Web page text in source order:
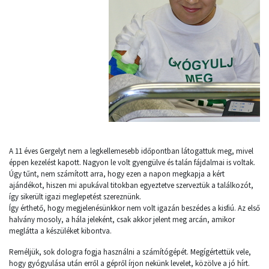
A 11 éves Gergelyt nem a legkellemesebb időpontban látogattuk meg, mivel
éppen kezelést kapott. Nagyon le volt gyengülve és talán fájdalmai is voltak.
Úgy tűnt, nem számított arra, hogy ezen a napon megkapja a kért
ajándékot, hiszen mi apukával titokban egyeztetve szerveztük a találkozót,
így sikerült igazi meglepetést szereznünk.
Így érthető, hogy megjelenésünkkor nem volt igazán beszédes a kisfiú. Az első
halvány mosoly, a hála jeleként, csak akkor jelent meg arcán, amikor
meglátta a készüléket kibontva.
Reméljük, sok dologra fogja használni a számítógépét. Megígértettük vele,
hogy gyógyulása után erről a gépről írjon nekünk levelet, közölve a jó hírt.